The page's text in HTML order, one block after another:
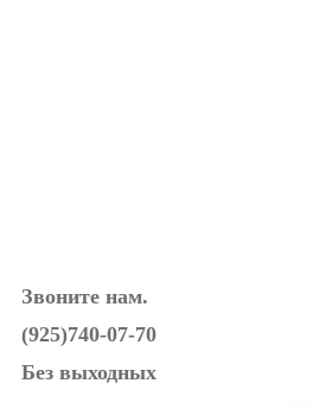
Звоните нам.
(925)740-07-70
Без выходных